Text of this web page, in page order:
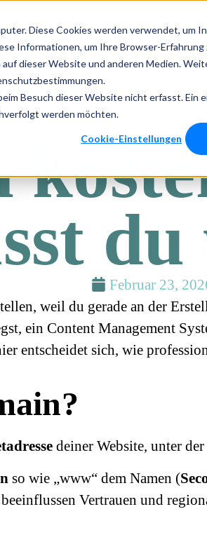
Diese Cookies werden verwendet, um
Informationen, um Ihre Browser-Erfahrung
dieser Website und anderen Medien.
Besuch dieser Website nicht erfasst. Ein
werden möchten.
Cookie-Einstellungen
Leistungen Projekte
Das musst du wissen
du
Februar 23,
weil du gerade an der
ein Content Management
entscheidet sich, wie
deiner Website, unter
so wie „www“ dem Namen (
Vertrauen und